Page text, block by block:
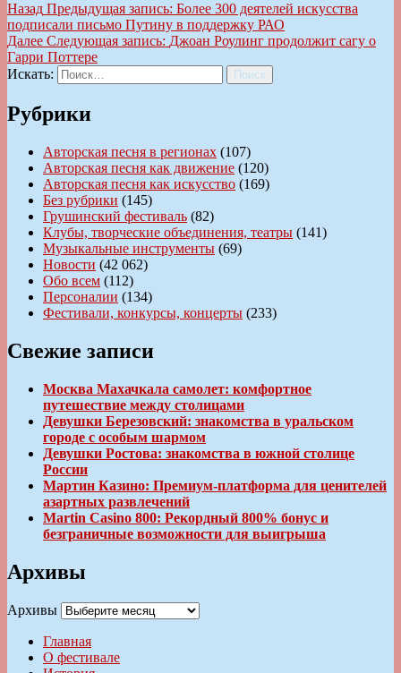
Назад Предыдущая запись: Более 300 деятелей искусства
подписали письмо Путину в поддержку РАО
Далее Следующая запись: Джоан Роулинг продолжит сагу о
Гарри Поттере
Искать:
Поиск
Рубрики
Авторская песня в регионах (107)
Авторская песня как движение (120)
Авторская песня как искусство (169)
Без рубрики (145)
Грушинский фестиваль (82)
Клубы, творческие объединения, театры (141)
Музыкальные инструменты (69)
Новости (42 062)
Обо всем (112)
Персоналии (134)
Фестивали, конкурсы, концерты (233)
Свежие записи
Москва Махачкала самолет: комфортное
путешествие между столицами
Девушки Березовский: знакомства в уральском
городе с особым шармом
Девушки Ростова: знакомства в южной столице
России
Мартин Казино: Премиум-платформа для ценителей
азартных развлечений
Martin Casino 800: Рекордный 800% бонус и
безграничные возможности для выигрыша
Архивы
Архивы
Главная
О фестивале